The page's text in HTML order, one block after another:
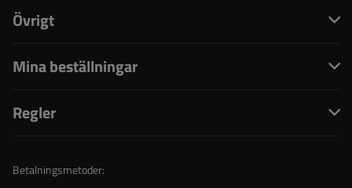
Övrigt
Mina beställningar
Regler
Betalningsmetoder: